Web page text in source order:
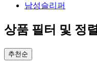
남성슬리퍼
상품 필터 및 정렬
추천순